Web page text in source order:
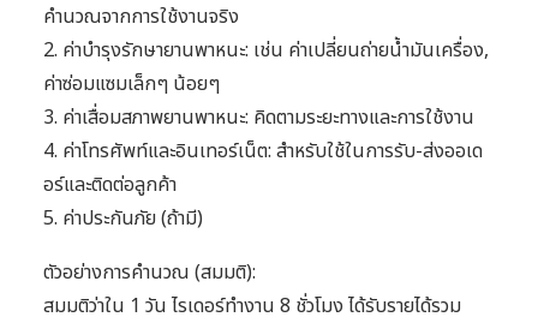
คำนวณจากการใช้งานจริง
2. ค่าบำรุงรักษายานพาหนะ: เช่น ค่าเปลี่ยนถ่ายน้ำมันเครื่อง,
ค่าซ่อมแซมเล็กๆ น้อยๆ
3. ค่าเสื่อมสภาพยานพาหนะ: คิดตามระยะทางและการใช้งาน
4. ค่าโทรศัพท์และอินเทอร์เน็ต: สำหรับใช้ในการรับ-ส่งออเด
อร์และติดต่อลูกค้า
5. ค่าประกันภัย (ถ้ามี)
ตัวอย่างการคำนวณ (สมมติ):
สมมติว่าใน 1 วัน ไรเดอร์ทำงาน 8 ชั่วโมง ได้รับรายได้รวม